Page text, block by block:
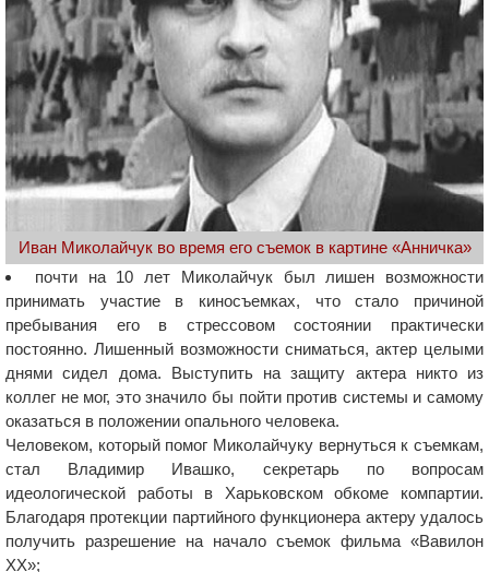
Иван Миколайчук во время его съемок в картине «Анничка»
почти на 10 лет Миколайчук был лишен возможности
принимать участие в киносъемках, что стало причиной
пребывания его в стрессовом состоянии практически
постоянно. Лишенный возможности сниматься, актер целыми
днями сидел дома. Выступить на защиту актера никто из
коллег не мог, это значило бы пойти против системы и самому
оказаться в положении опального человека.
Человеком, который помог Миколайчуку вернуться к съемкам,
стал Владимир Ивашко, секретарь по вопросам
идеологической работы в Харьковском обкоме компартии.
Благодаря протекции партийного функционера актеру удалось
получить разрешение на начало съемок фильма «Вавилон
ХХ»;